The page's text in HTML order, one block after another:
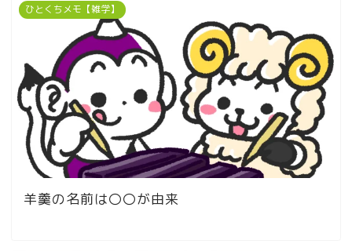
ひとくちメモ【雑学】
羊羹の名前は〇〇が由来